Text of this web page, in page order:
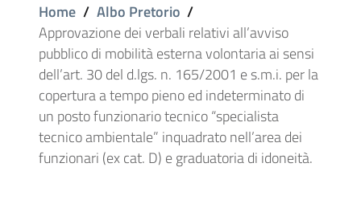
Home / Albo Pretorio /
Approvazione dei verbali relativi all’avviso
pubblico di mobilità esterna volontaria ai sensi
dell’art. 30 del d.lgs. n. 165/2001 e s.m.i. per la
copertura a tempo pieno ed indeterminato di
un posto funzionario tecnico “specialista
tecnico ambientale” inquadrato nell’area dei
funzionari (ex cat. D) e graduatoria di idoneità.